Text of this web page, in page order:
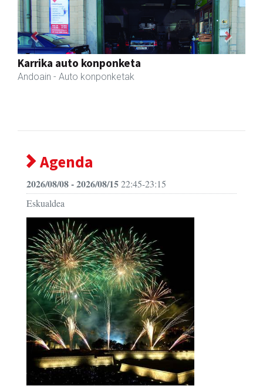
Andoaingo Udala
Andoain - Udaletxeak
Previous Next
Agenda
2026/08/08 - 2026/08/1522:45-23:15
Eskualdea